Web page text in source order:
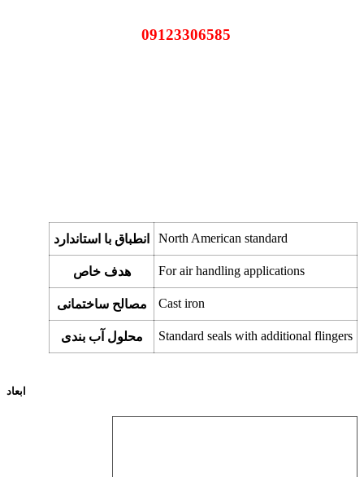
انطباق با استاندارد North American standard
هدف خاص For air handling applications
مصالح ساختمانی Cast iron
محلول آب بندی Standard seals with additional flingers
ابعاد